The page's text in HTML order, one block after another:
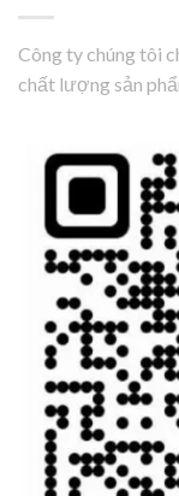
Công ty chúng tôi
chất lượng sản